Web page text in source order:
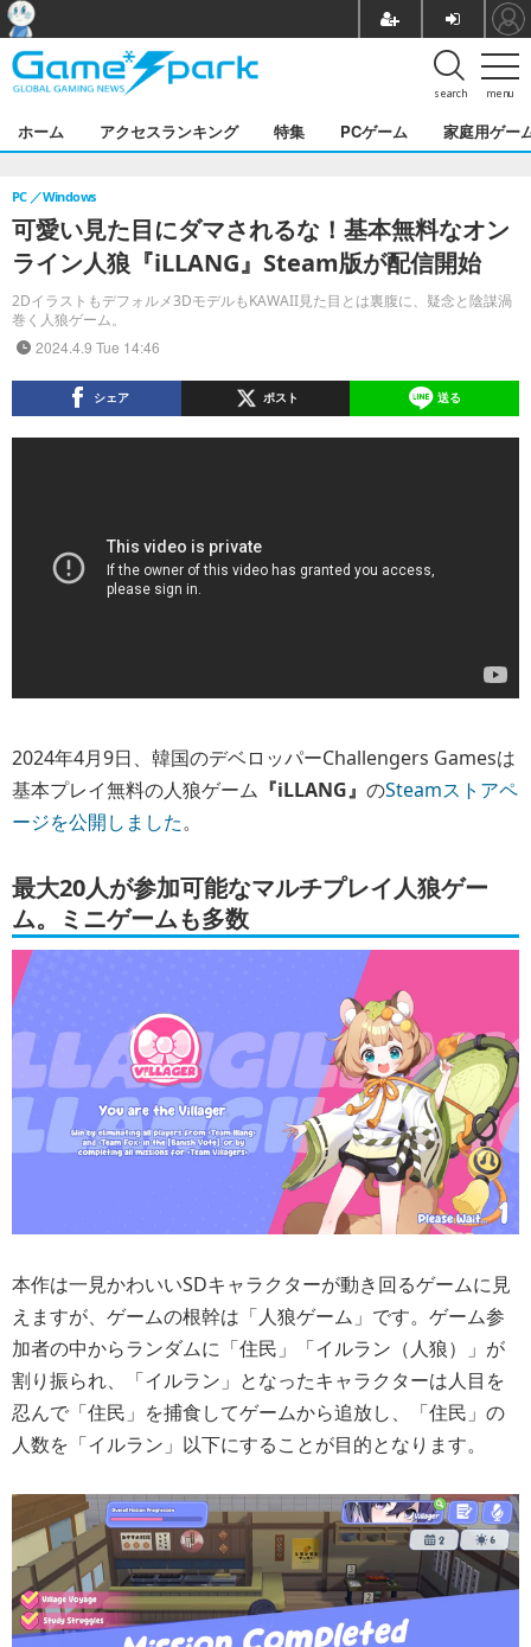
menu
search
ホーム アクセスランキング 特集 PCゲーム 家庭用ゲー
可愛い見た目にダマされるな！基本無料なオン
ライン人狼『iLLANG』Steam版が配信開始
2Dイラストもデフォルメ3DモデルもKAWAII見た目とは裏腹に、疑念と陰謀渦
巻く人狼ゲーム。
PC Windows
2024.4.9 Tue 14:46
シェア ポスト 送る
2024年4月9日、韓国のデベロッパーChallengers Gamesは
基本プレイ無料の人狼ゲーム 『iLLANG』 のSteamストアペ
ージを公開しました。
最大20人が参加可能なマルチプレイ人狼ゲー
ム。ミニゲームも多数
本作は一見かわいいSDキャラクターが動き回るゲームに見
えますが、ゲームの根幹は「人狼ゲーム」です。ゲーム参
加者の中からランダムに「住民」「イルラン（人狼）」が
割り振られ、「イルラン」となったキャラクターは人目を
忍んで「住民」を捕食してゲームから追放し、「住民」の
人数を「イルラン」以下にすることが目的となります。